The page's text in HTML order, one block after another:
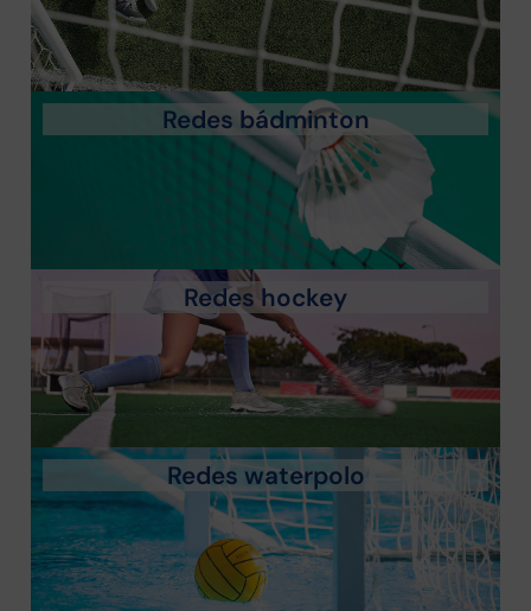
Redes bádminton
Redes hockey
Redes waterpolo